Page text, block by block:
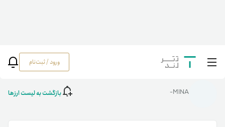
ورود / ثبت‌نام خانه رمزارزها/
MINA
MINA- بازگشت به لیست ارزها